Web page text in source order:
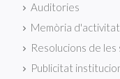
Auditories
Memòria
Resolucions de les
Publicitat